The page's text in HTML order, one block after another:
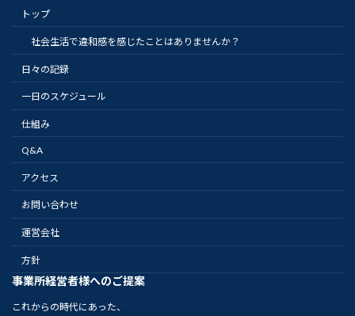
トップ
社会生活で違和感を感じたことはありませんか？
日々の記録
一日のスケジュール
仕組み
Q&A
アクセス
お問い合わせ
運営会社
方針
事業所経営者様へのご提案
これからの時代にあった、